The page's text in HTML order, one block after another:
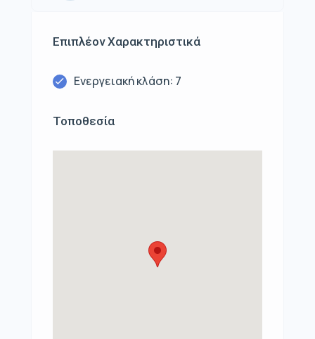
Επιπλέον Χαρακτηριστικά
Ενεργειακή κλάση: 7
Τοποθεσία